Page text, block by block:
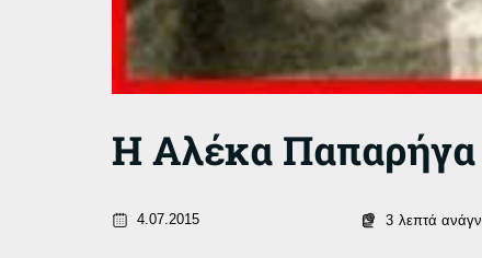
Η Αλέκα Παπαρήγα
4.07.2015 3 λεπτά